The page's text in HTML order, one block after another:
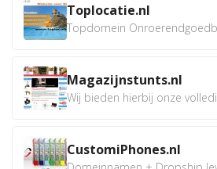
Toplocatie.nl
Magazijnstunts.nl
CustomiPhones.nl